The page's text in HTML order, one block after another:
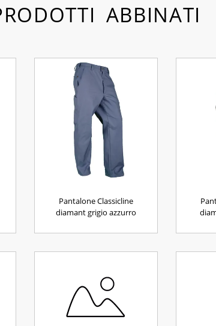
ABBINATI
Pantalone Classicline
diamant grigio azzurro